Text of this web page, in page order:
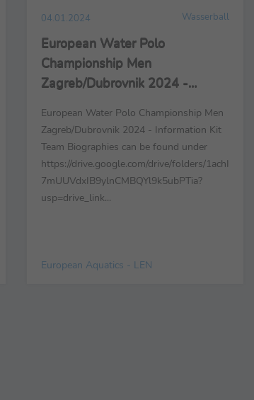
04.01.2024 Wasserball
European Water Polo
Championship Men
Zagreb/Dubrovnik 2024 -
Teams
European Water Polo Championship Men
Zagreb/Dubrovnik 2024 - Information Kit
Team Biographies can be found under
https://drive.google.com/drive/folders/1achI
7mUUVdxIB9ylnCMBQYl9k5ubPTia?
usp=drive_link...
European Aquatics - LEN